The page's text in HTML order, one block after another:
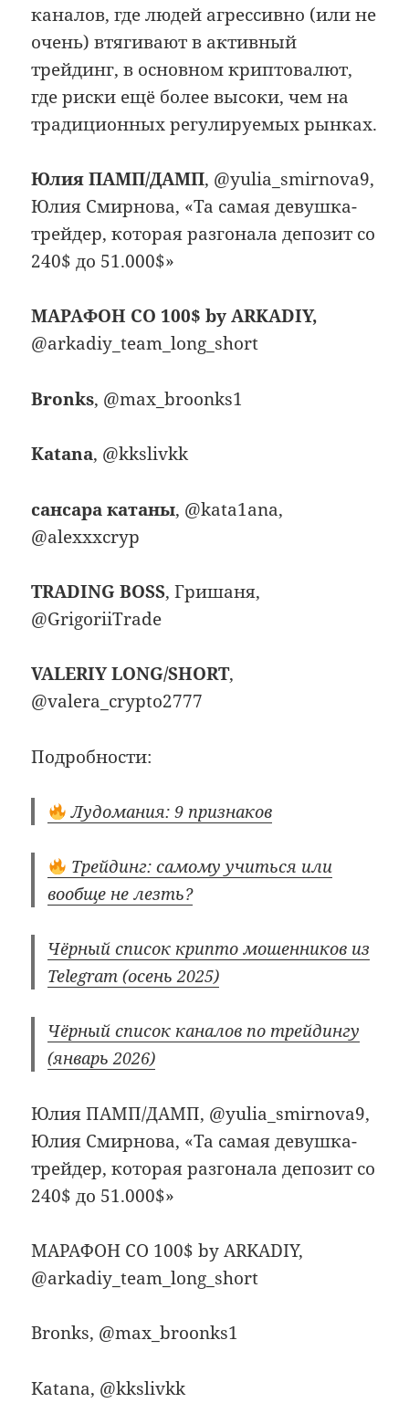
каналов, где людей агрессивно (или не
очень) втягивают в активный
трейдинг, в основном криптовалют,
где риски ещё более высоки, чем на
традиционных регулируемых рынках.
Юлия ПАМП/ДАМП, @yulia_smirnova9,
Юлия Смирнова, «Та самая девушка-
трейдер, которая разгонала депозит со
240$ до 51.000$»
МАРАФОН СО 100$ by ARKADIY,
@arkadiy_team_long_short
Bronks, @max_broonks1
Katana, @kkslivkk
сансара катаны, @kata1ana,
@alexxxcryp
TRADING BOSS, Гришаня,
@GrigoriiTrade
VALERIY LONG/SHORT,
@valera_crypto2777
Подробности:
Лудомания: 9 признаков
Трейдинг: самому учиться или
вообще не лезть?
Чёрный список крипто мошенников из
Telegram (осень 2025)
Чёрный список каналов по трейдингу
(январь 2026)
Юлия ПАМП/ДАМП, @yulia_smirnova9,
Юлия Смирнова, «Та самая девушка-
трейдер, которая разгонала депозит со
240$ до 51.000$»
МАРАФОН СО 100$ by ARKADIY,
@arkadiy_team_long_short
Bronks, @max_broonks1
Katana, @kkslivkk